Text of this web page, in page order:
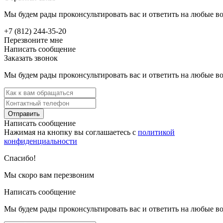
Мы будем рады проконсультировать вас и ответить на любые
+7 (812) 244-35-20
Перезвоните мне
Написать сообщение
Заказать звонок
Мы будем рады проконсультировать вас и ответить на любые
Отправить
Написать сообщение
Нажимая на кнопку вы соглашаетесь с политикой
конфиденциальности
Спасибо!
Мы скоро вам перезвоним
Написать сообщение
Мы будем рады проконсультировать вас и ответить на любые